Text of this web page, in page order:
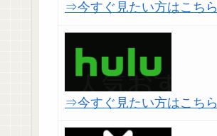
⇒今すぐ見たい方はこちら
⇒今すぐ見たい方はこちら